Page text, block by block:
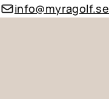
info@myragolf.se